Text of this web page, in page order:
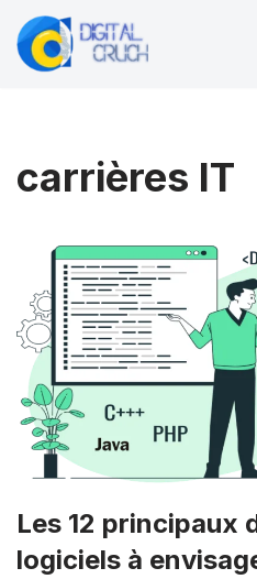
Aller
carrières IT
Les 12 principaux
logiciels à